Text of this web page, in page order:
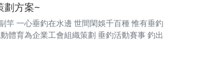
劃方案~
竿 一心垂釣在水邊 世間閑娛千百種 惟有垂釣
體育為企業工會組織策劃 垂釣活動賽事 釣出